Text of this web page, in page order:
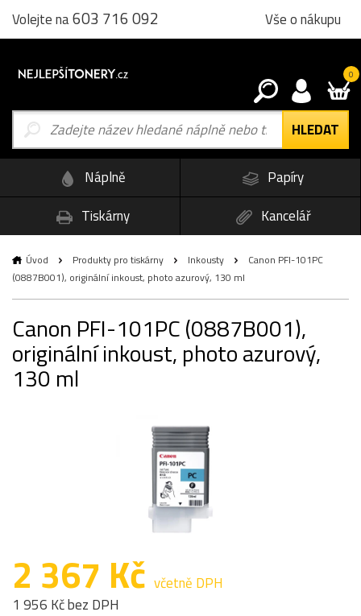
Volejte na603 716 092 Vše o nákupu
0
Náplně
Papíry
Tiskárny
Kancelář
Úvod Produkty pro tiskárny Inkousty
Canon PFI-101PC
(0887B001), originální inkoust, photo azurový, 130 ml
Canon PFI-101PC (0887B001),
originální inkoust, photo azurový,
130 ml
2 367 Kč včetně DPH
1 956 Kč bez DPH